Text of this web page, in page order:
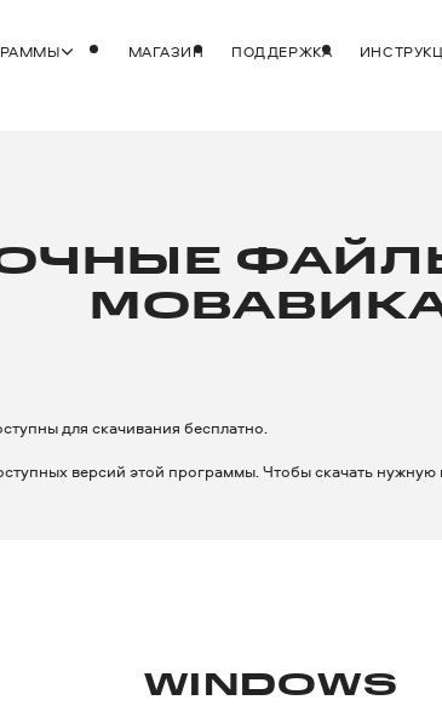
МАГАЗИН ПОДДЕРЖКА
для скачивания бесплатно.
версий этой программы. Чтобы скачать
WINDOWS